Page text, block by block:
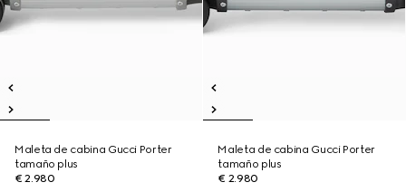
Maleta de cabina Gucci Porter
tamaño plus
€ 2.980
Maleta de cabina Gucci Porter
tamaño plus
€ 2.980